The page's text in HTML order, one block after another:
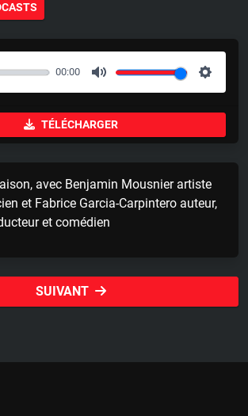
00:00
M
u
t
S
e
n
TÉLÉCHARGER
avec Benjamin Mousnier artiste
et Fabrice Garcia-Carpintero auteur,
et comédien
SUIVANT